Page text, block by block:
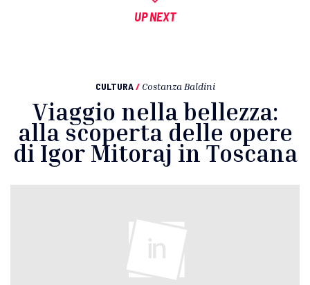
UP NEXT
CULTURA / Costanza Baldini
Viaggio nella bellezza:
alla scoperta delle opere
di Igor Mitoraj in Toscana